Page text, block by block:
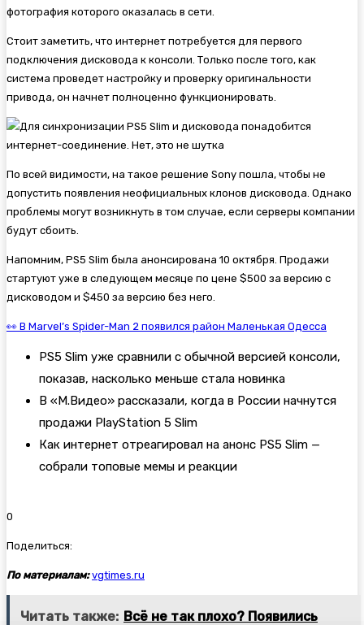
фотография которого оказалась в сети.
Стоит заметить, что интернет потребуется для первого
подключения дисковода к консоли. Только после того, как
система проведет настройку и проверку оригинальности
привода, он начнет полноценно функционировать.
По всей видимости, на такое решение Sony пошла, чтобы не
допустить появления неофициальных клонов дисковода. Однако
проблемы могут возникнуть в том случае, если серверы компании
будут сбоить.
Напомним, PS5 Slim была анонсирована 10 октября. Продажи
стартуют уже в следующем месяце по цене $500 за версию с
дисководом и $450 за версию без него.
👀 В Marvel’s Spider-Man 2 появился район Маленькая Одесса
PS5 Slim уже сравнили с обычной версией консоли,
показав, насколько меньше стала новинка
В «М.Видео» рассказали, когда в России начнутся
продажи PlayStation 5 Slim
Как интернет отреагировал на анонс PS5 Slim —
собрали топовые мемы и реакции
0
Поделиться:
По материалам: vgtimes.ru
Читать также: Всё не так плохо? Появились